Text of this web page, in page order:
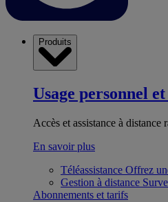
Produits
Usage personnel
Accès et assistance à distance
En savoir plus
Téléassistance Offrez
Gestion à distance
Abonnements et tarifs